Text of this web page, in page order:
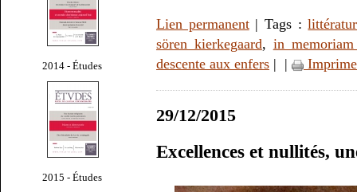
2014 - Études
2015 - Études
Lien permanent| Tags :
sören kierkegaard, in
descente aux enfers | |
29/12/2015
Excellences et nullités,